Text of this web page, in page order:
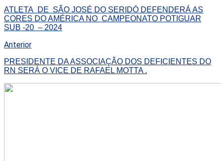
ATLETA DE SÃO JOSÉ DO SERIDÓ DEFENDERÁ AS
CORES DO AMÉRICA NO CAMPEONATO POTIGUAR
SUB -20 – 2024
Anterior
PRESIDENTE DA ASSOCIAÇÃO DOS DEFICIENTES DO
RN SERÁ O VICE DE RAFAEL MOTTA .